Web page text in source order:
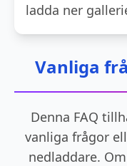
ladda ner
Vanliga
Denna FAQ
vanliga frågor
nedladdare.